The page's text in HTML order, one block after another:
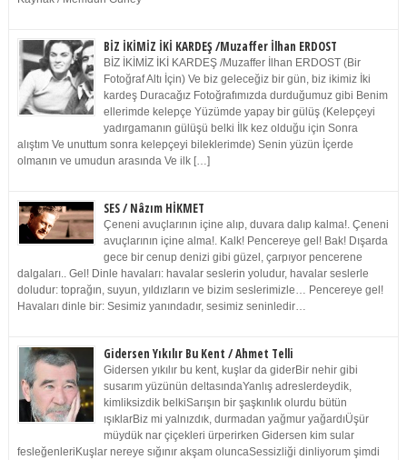
BİZ İKİMİZ İKİ KARDEŞ /Muzaffer İlhan ERDOST
BİZ İKİMİZ İKİ KARDEŞ /Muzaffer İlhan ERDOST (Bir
Fotoğraf Altı İçin) Ve biz geleceğiz bir gün, biz ikimiz İki
kardeş Duracağız Fotoğrafımızda durduğumuz gibi Benim
ellerimde kelepçe Yüzümde yapay bir gülüş (Kelepçeyi
yadırgamanın gülüşü belki İlk kez olduğu için Sonra
alıştım Ve unuttum sonra kelepçeyi bileklerimde) Senin yüzün İçerde
olmanın ve umudun arasında Ve ilk […]
SES / Nâzım HİKMET
Çeneni avuçlarının içine alıp, duvara dalıp kalma!. Çeneni
avuçlarının içine alma!. Kalk! Pencereye gel! Bak! Dışarda
gece bir cenup denizi gibi güzel, çarpıyor pencerene
dalgaları.. Gel! Dinle havaları: havalar seslerin yoludur, havalar seslerle
doludur: toprağın, suyun, yıldızların ve bizim seslerimizle… Pencereye gel!
Havaları dinle bir: Sesimiz yanındadır, sesimiz seninledir…
Gidersen Yıkılır Bu Kent / Ahmet Telli
Gidersen yıkılır bu kent, kuşlar da giderBir nehir gibi
susarım yüzünün deltasındaYanlış adreslerdeydik,
kimliksizdik belkiSarışın bir şaşkınlık olurdu bütün
ışıklarBiz mi yalnızdık, durmadan yağmur yağardıÜşür
müydük nar çiçekleri ürperirken Gidersen kim sular
fesleğenleriKuşlar nereye sığınır akşam oluncaSessizliği dinliyorum şimdi